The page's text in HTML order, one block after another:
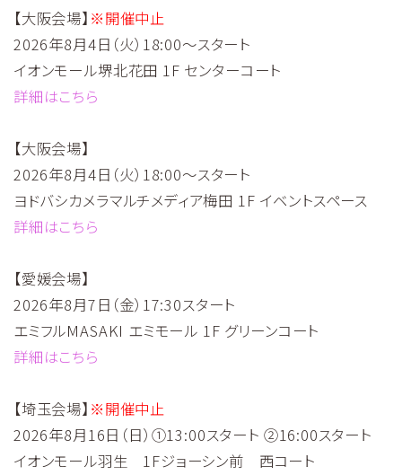
【大阪会場】 ※開催中止
2026年8月4日（火）18:00～スタート
イオンモール堺北花田 1F センターコート
詳細はこちら
【大阪会場】
2026年8月4日（火）18:00～スタート
ヨドバシカメラマルチメディア梅田 1F イベントスペース
詳細はこちら
【愛媛会場】
2026年8月7日（金）17:30スタート
エミフルMASAKI エミモール 1F グリーンコート
詳細はこちら
【埼玉会場】 ※開催中止
2026年8月16日（日）①13:00スタート ②16:00スタート
イオンモール羽生 1Fジョーシン前 西コート